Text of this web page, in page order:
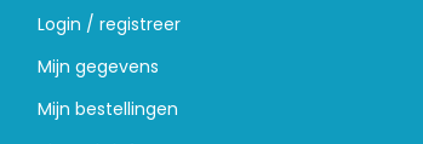
Login / registreer
Mijn gegevens
Mijn bestellingen